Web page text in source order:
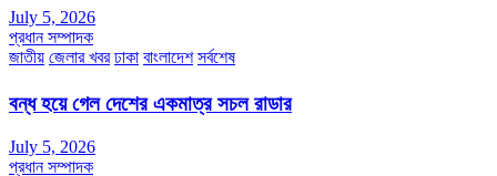
July 5, 2026
প্রধান সম্পাদক
জাতীয় জেলার খবর ঢাকা বাংলাদেশ সর্বশেষ
বন্ধ হয়ে গেল দেশের একমাত্র সচল রাডার
July 5, 2026
প্রধান সম্পাদক